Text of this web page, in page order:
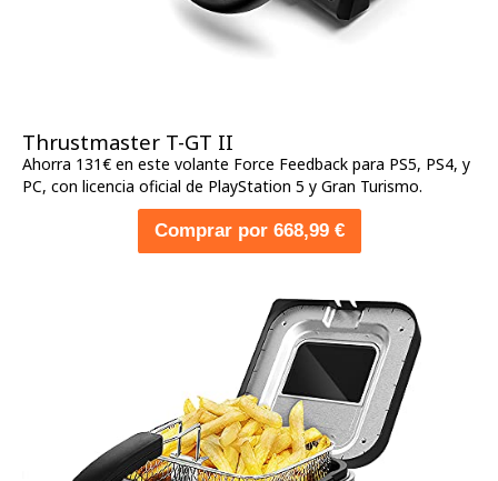
Thrustmaster T-GT II
Ahorra 131€ en este volante Force Feedback para PS5, PS4, y
PC, con licencia oficial de PlayStation 5 y Gran Turismo.
Comprar por 668,99 €